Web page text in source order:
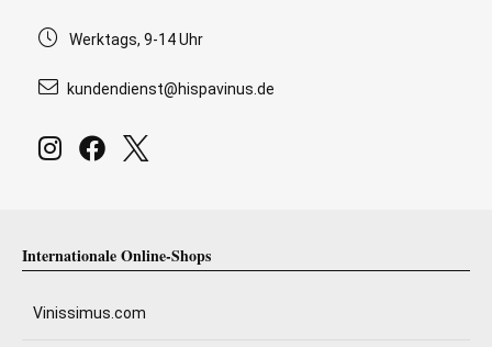
Werktags, 9-14 Uhr
kundendienst@hispavinus.de
Internationale Online-Shops
Vinissimus.com